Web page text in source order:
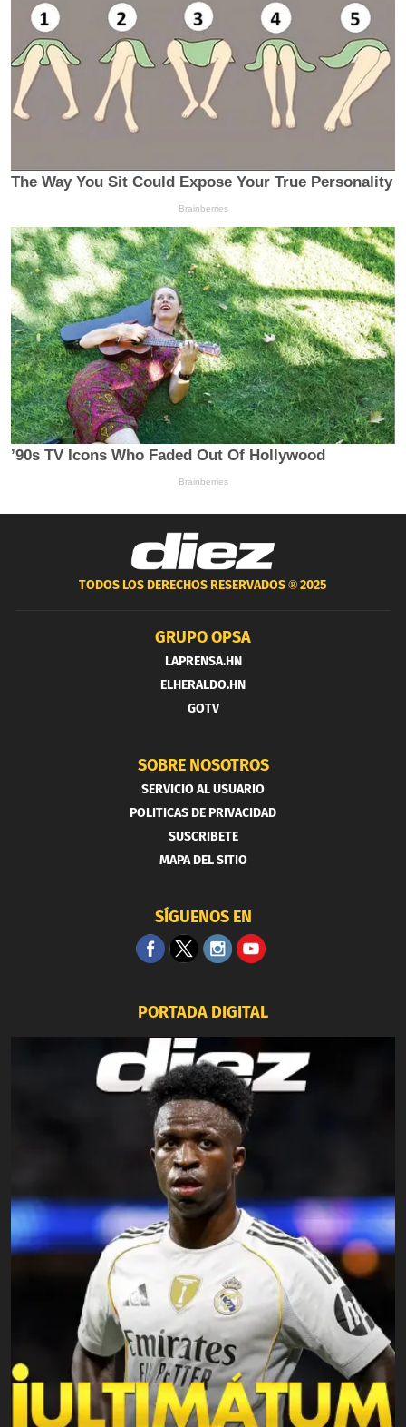
TODOS LOS DERECHOS RESERVADOS ®2025
GRUPO OPSA
LAPRENSA.HN
ELHERALDO.HN
GOTV
SOBRE NOSOTROS
SERVICIO AL USUARIO
POLITICAS DE PRIVACIDAD
SUSCRIBETE
MAPA DEL SITIO
SÍGUENOS EN
PORTADA DIGITAL